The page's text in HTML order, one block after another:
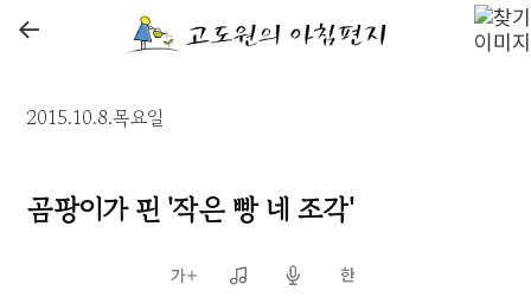
←
2015.10.8.목요일
곰팡이가 핀 '작은 빵 네 조각'